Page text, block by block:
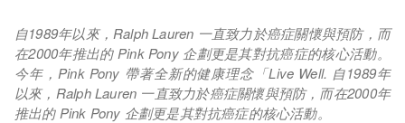
自1989年以來，Ralph Lauren 一直致力於癌症關懷與預防，而
在2000年推出的 Pink Pony 企劃更是其對抗癌症的核心活動。
今年，Pink Pony 帶著全新的健康理念「Live Well. 自1989年
以來，Ralph Lauren 一直致力於癌症關懷與預防，而在2000年
推出的 Pink Pony 企劃更是其對抗癌症的核心活動。